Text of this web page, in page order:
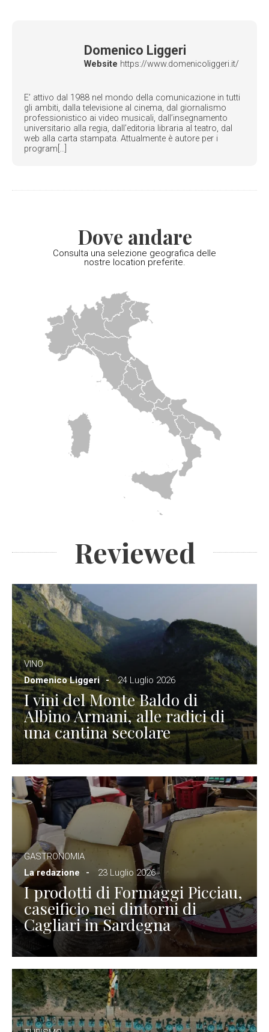
Domenico Liggeri
Website https://www.domenicoliggeri.it/
E’ attivo dal 1988 nel mondo della comunicazione in tutti
gli ambiti, dalla televisione al cinema, dal giornalismo
professionistico ai video musicali, dall’insegnamento
universitario alla regia, dall’editoria libraria al teatro, dal
web alla carta stampata. Attualmente è autore per i
program[...]
Dove andare
Consulta una selezione geografica delle
nostre location preferite.
Reviewed
VINO
Domenico Liggeri
24 Luglio 2026
I vini del Monte Baldo di
Albino Armani, alle radici di
una cantina secolare
GASTRONOMIA
La redazione
23 Luglio 2026
I prodotti di Formaggi Picciau,
caseificio nei dintorni di
Cagliari in Sardegna